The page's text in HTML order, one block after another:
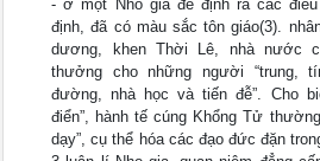
- ở một Nho gia để định ra các
định, đã có màu sắc tôn giáo(3).
dương, khen Thời Lê, nhà nước
thưởng cho những người “trung,
đường, nhà học và tiến đễ”. Cho
điển”, hành tế cúng Khổng Tử
dạy”, cụ thể hóa các đạo đức đặn